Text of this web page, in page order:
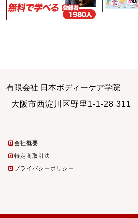
有限会社 日本ボディーケア学院
大阪市西淀川区野里1-1-28 311
会社概要
特定商取引法
プライバシーポリシー